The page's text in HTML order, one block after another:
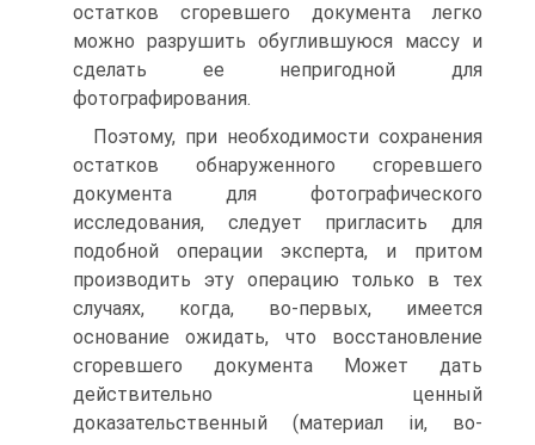
остатков сгоревшего документа легко
можно разрушить обуглившуюся массу и
сделать ее непригодной для
фотографирования.
Поэтому, при необходимости сохранения
остатков обнаруженного сгоревшего
документа для фотографического
исследования, следует пригласить для
подобной операции эксперта, и притом
производить эту операцию только в тех
случаях, когда, во-первых, имеется
основание ожидать, что восстановление
сгоревшего документа Может дать
действительно ценный
доказательственный (материал іи, во-